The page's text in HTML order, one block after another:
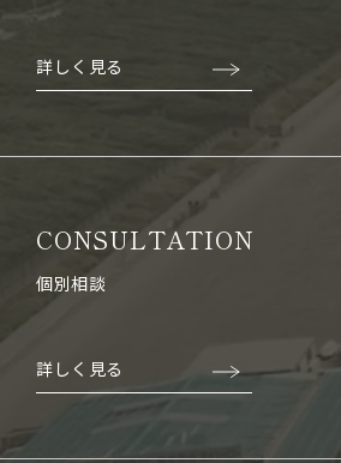
詳しく見る
CONSULTATION
個別相談
詳しく見る